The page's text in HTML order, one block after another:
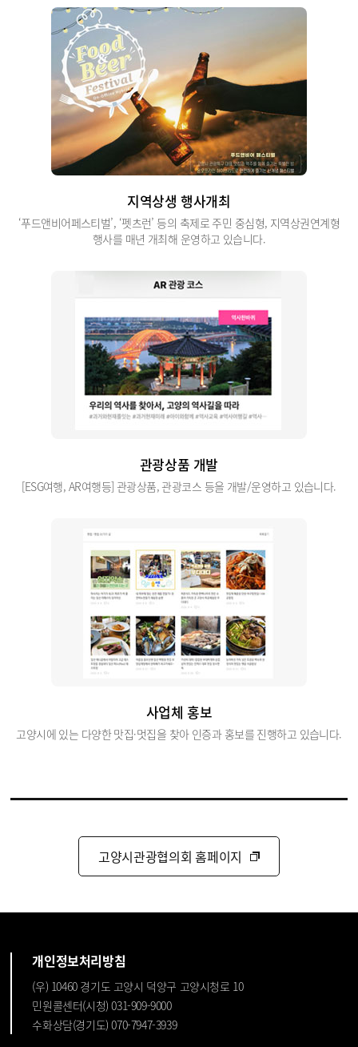
지역상생 행사개최
‘푸드앤비어페스티벌’, ‘펫츠런’ 등의 축제로 주민 중심형, 지역상권연계형
행사를 매년 개최해 운영하고 있습니다.
관광상품 개발
[ESG여행, AR여행등] 관광상품, 관광코스 등을 개발/운영하고 있습니다.
사업체 홍보
고양시에 있는 다양한 맛집·멋집을 찾아 인증과 홍보를 진행하고 있습니다.
고양시관광협의회 홈페이지
개인정보처리방침
(우) 10460 경기도 고양시 덕양구 고양시청로 10
민원콜센터(시청) 031-909-9000
수화상담(경기도) 070-7947-3939